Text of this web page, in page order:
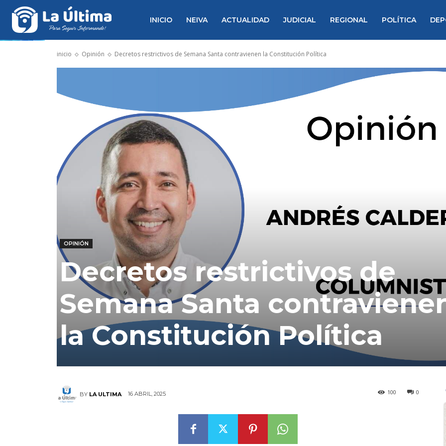
INICIO NEIVA ACTUALIDAD JUDICIAL REGIONAL POLÍTICA
inicio Opinión Decretos restrictivos de Semana Santa contravienen la Constitución Política
OPINIÓN
Decretos restrictivos de
Semana Santa
la Constitución Política
BY LA ULTIMA 16 ABRIL, 2025 0
100